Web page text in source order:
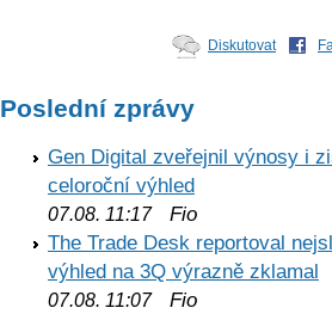
Diskutovat
Poslední zprávy
Gen Digital zveřejnil výnosy i
celoroční výhled
07.08. 11:17Fio
The Trade Desk reportoval
výhled na 3Q výrazně zklamal
07.08. 11:07Fio